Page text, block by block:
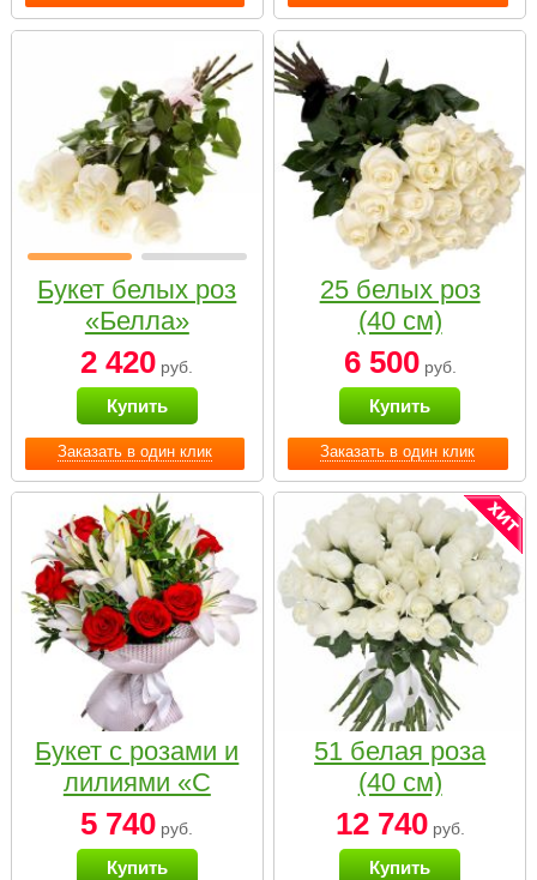
Заказать в один клик
Букет белых роз
«Белла»
2 420 руб.
Купить
Заказать в один клик
25 белых роз
(40 см)
6 500руб.
Купить
Букет с розами и
лилиями «С
наилучшими
пожеланиями»
5 740 руб.
Купить
51 белая роза
(40 см)
12 740руб.
Купить